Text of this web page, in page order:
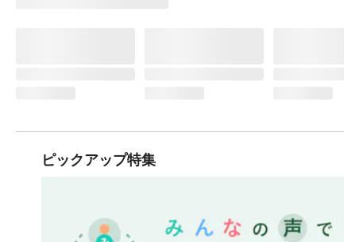
ピックアップ特集